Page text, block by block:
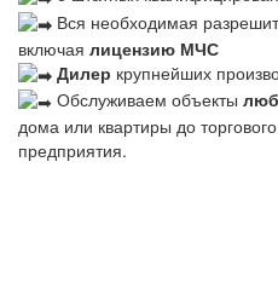
Вся необходимая
включая лицензию МЧС
Дилер крупнейших
Обслуживаем объекты
дома или квартиры до
предприятия.